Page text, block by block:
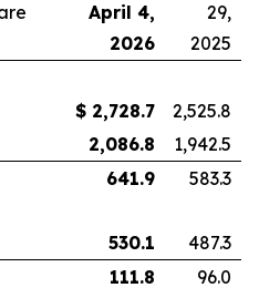
April 4,
2026
29,
2025
$ 2,728.7
2,525.8
2,086.8
1,942.5
641.9
583.3
530.1
487.3
111.8
96.0